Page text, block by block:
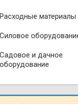
Расходные материалы
Силовое
Садовое и дачное
оборудование